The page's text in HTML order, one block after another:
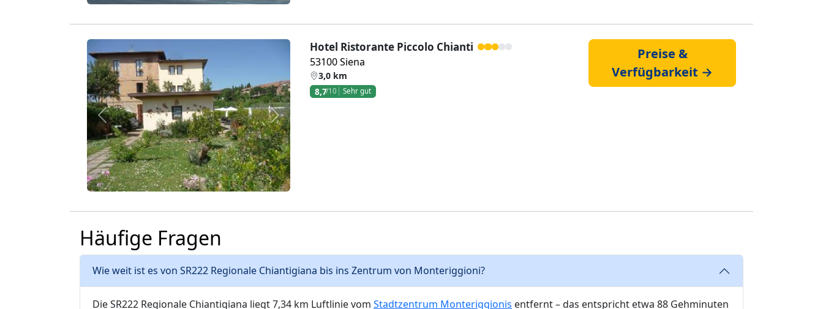
Zurück Weiter
Hotel Ristorante Piccolo Chianti
53100 Siena
3,0 km
8,7/10 Sehr gut
Preise &
Verfügbarkeit →
Häufige Fragen
Wie weit ist es von SR222 Regionale Chiantigiana bis ins Zentrum von Monteriggioni?
Die SR222 Regionale Chiantigiana liegt 7,34 km Luftlinie vom Stadtzentrum Monteriggionis entfernt – das entspricht etwa 88 Gehminuten